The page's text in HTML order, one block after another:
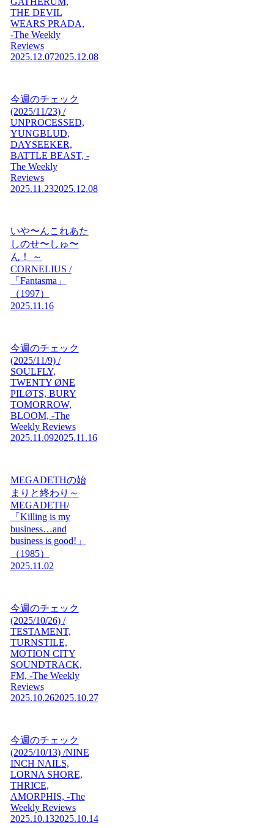
THE DEVIL
WEARS PRADA,
-The Weekly
Reviews
2025.12.072025.12.08
今週のチェック
(2025/11/23) /
UNPROCESSED,
YUNGBLUD,
DAYSEEKER,
BATTLE BEAST, -
The Weekly
Reviews
2025.11.232025.12.08
いや〜んこれあた
しのせ〜しゅ〜
ん！ ～
CORNELIUS /
「Fantasma」
（1997）
2025.11.16
今週のチェック
(2025/11/9) /
SOULFLY,
TWENTY ØNE
PILØTS, BURY
TOMORROW,
BLOOM, -The
Weekly Reviews
2025.11.092025.11.16
MEGADETHの始
まりと終わり～
MEGADETH/
「Killing is my
business…and
business is good!」
（1985）
2025.11.02
今週のチェック
(2025/10/26) /
TESTAMENT,
TURNSTILE,
MOTION CITY
SOUNDTRACK,
FM, -The Weekly
Reviews
2025.10.262025.10.27
今週のチェック
(2025/10/13) /NINE
INCH NAILS,
LORNA SHORE,
THRICE,
AMORPHIS, -The
Weekly Reviews
2025.10.132025.10.14